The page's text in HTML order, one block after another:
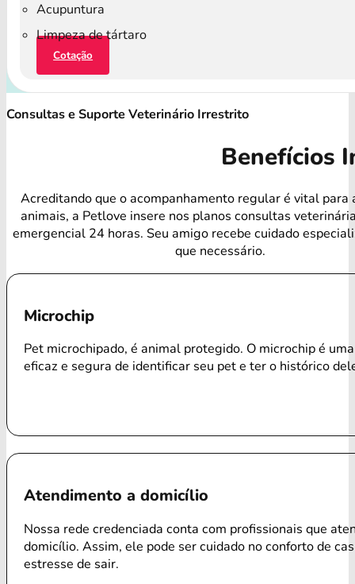
Acupuntura
Limpeza de tártaro
Cotação
Consultas e Suporte Veterinário Irrestrito
Benefícios
Acreditando que o acompanhamento regular é vital para
animais, a Petlove insere nos planos consultas
emergencial 24 horas. Seu amigo recebe cuidado
que necessário.
Microchip
Pet microchipado, é animal protegido. O microchip é
eficaz e segura de identificar seu pet e ter o histórico
Atendimento a domicílio
Nossa rede credenciada conta com profissionais que
domicílio. Assim, ele pode ser cuidado no conforto de
estresse de sair.